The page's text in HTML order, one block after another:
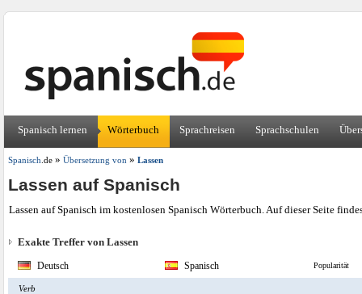
Spanisch lernen Wörterbuch Sprachreisen Sprachschulen
Spanisch .de» Übersetzung von» Lassen
Lassen auf Spanisch
Lassen auf Spanisch im kostenlosen Spanisch Wörterbuch. Auf dieser Seite
Exakte Treffer von Lassen
Deutsch Spanisch Popularität
Verb